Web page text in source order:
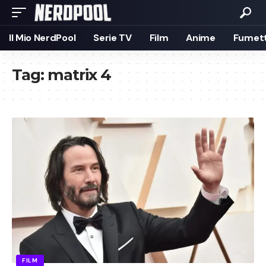
Il Mio NerdPool Serie TV Film Anime
Tag: matrix 4
FILM